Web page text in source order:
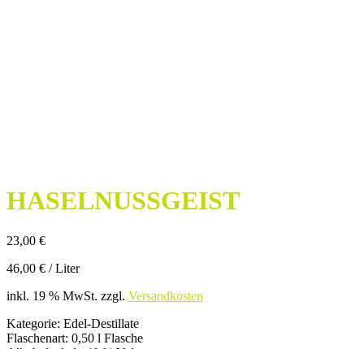
HASELNUSSGEIST
23,00 €
46,00 € /Liter
inkl. 19 % MwSt. zzgl. Versandkosten
Kategorie: Edel-Destillate
Flaschenart: 0,50 l Flasche